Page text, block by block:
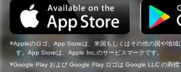
Appleのロゴ、App Storeは、米国もしくはその他の国や地
す。App Storeは、Apple Inc.のサービスマークです。
Google Play および Google Play ロゴは Google LLC の商標